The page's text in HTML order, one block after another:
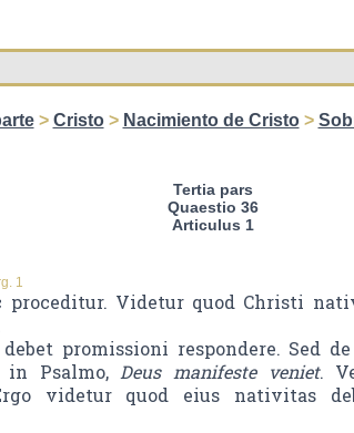
> Cristo> Nacimiento de Cristo>
Tertia pars
Quaestio 36
Articulus 1
1
proceditur. Videtur quod Christi
promissioni respondere. Sed
Psalmo, Deus manifeste veniet.
videtur quod eius nativitas